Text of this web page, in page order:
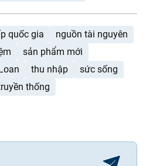
quốc gia
nguồn tài nguyên
sản phẩm mới
thu nhập
sức sống
thống